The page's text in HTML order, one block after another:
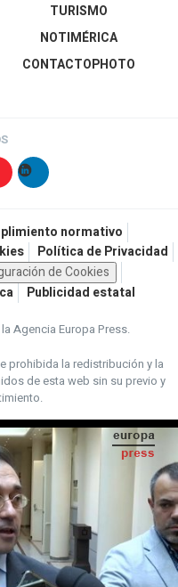
TURISMO
NOTIMÉRICA
CONTACTOPHOTO
normativo
Política de Privacidad
de Cookies
Publicidad estatal
Agencia Europa Press.
prohibida la redistribución y la
de esta web sin su previo y